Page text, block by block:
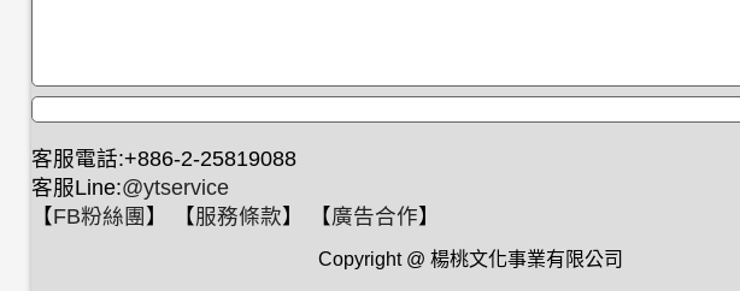
客服電話:+886-2-25819088
客服Line:@ytservice
【FB粉絲團 】 【服務條款】 【廣告合作】
Copyright @ 楊桃文化事業有限公司